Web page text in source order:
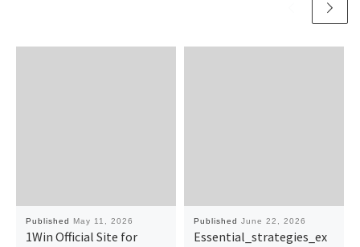
Published May 11, 2026
1Win Official Site for
Published June 22, 2026
Essential_strategies_ex